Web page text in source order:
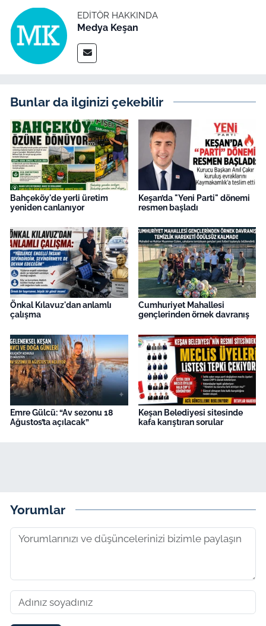
EDITÖR HAKKINDA
Medya Keşan
Bunlar da ilginizi çekebilir
Bahçeköy'de yerli üretim
yeniden canlanıyor
Keşan’da "Yeni Parti" dönemi
resmen başladı
Önkal Kılavuz'dan anlamlı
çalışma
Cumhuriyet Mahallesi
gençlerinden örnek davranış
Emre Gülcü: “Av sezonu 18
Ağustos’ta açılacak”
Keşan Belediyesi sitesinde
kafa karıştıran sorular
Yorumlar
Bilim Teknoloji
English News
Finans
Genel-A
Gündem-Eğitim